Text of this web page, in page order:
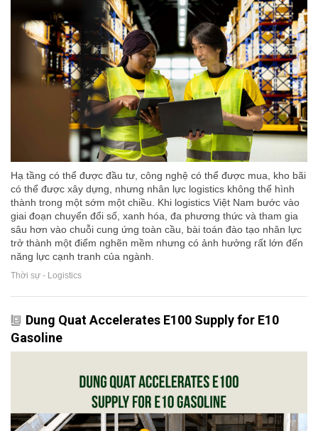
Hạ tầng có thể được đầu tư, công nghệ có thể được mua, kho bãi
có thể được xây dựng, nhưng nhân lực logistics không thể hình
thành trong một sớm một chiều. Khi logistics Việt Nam bước vào
giai đoạn chuyển đổi số, xanh hóa, đa phương thức và tham gia
sâu hơn vào chuỗi cung ứng toàn cầu, bài toán đào tạo nhân lực
trở thành một điểm nghẽn mềm nhưng có ảnh hưởng rất lớn đến
năng lực cạnh tranh của ngành.
Thời sự - Logistics
Dung Quat Accelerates E100 Supply for E10
Gasoline